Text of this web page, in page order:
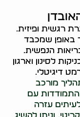
רגשית ופיזית.
באופן שמכבד
הנפשית.
לסינון וארגון
דיגיטלי.
מורכב
עם
עזרה
וניתן להשיג